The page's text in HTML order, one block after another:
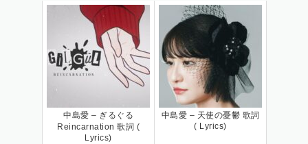
中島愛 – ぎるぐる
Reincarnation 歌詞 (
Lyrics)
中島愛 – 天使の憂鬱 歌詞
( Lyrics)